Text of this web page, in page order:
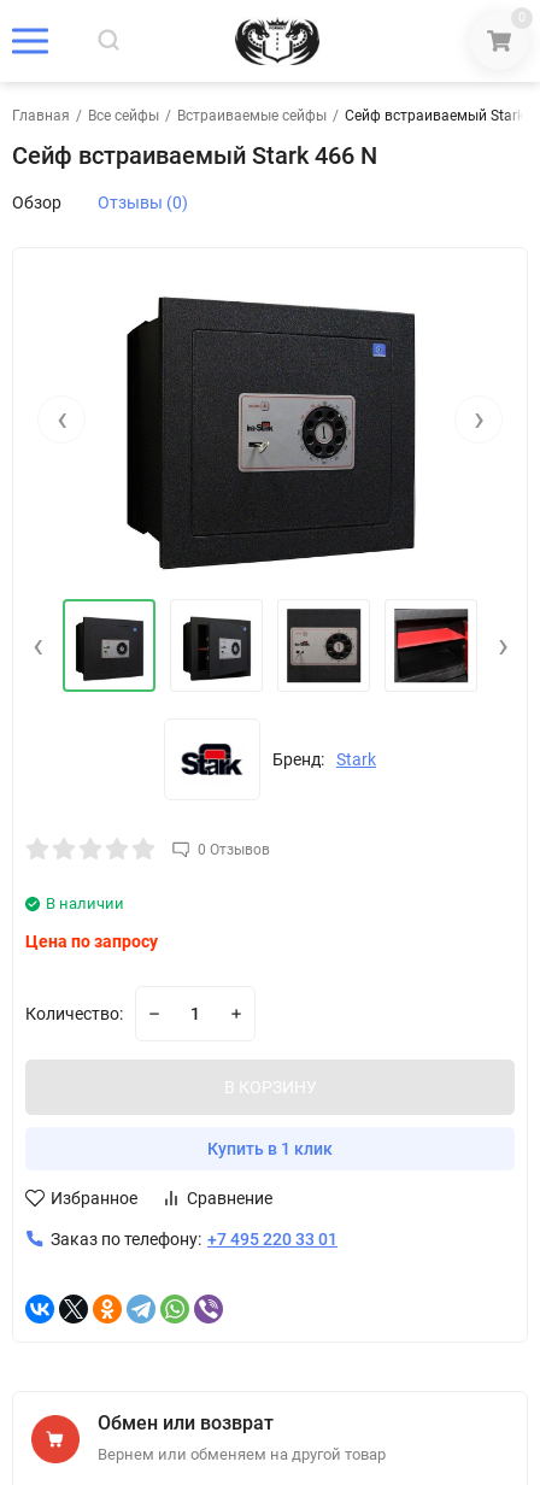
0
Главная / Все сейфы / Встраиваемые сейфы / Сейф встраиваемый Stark
Сейф встраиваемый Stark 466 N
Обзор Отзывы (0)
‹ ›
‹ ›
Бренд: Stark
0 Отзывов
В наличии
Цена по запросу
Количество:
В КОРЗИНУ
Купить в 1 клик
Избранное Сравнение
Заказ по телефону: +7 495 220 33 01
Обмен или возврат
Вернем или обменяем на другой товар